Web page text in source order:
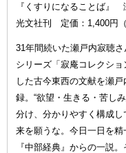
『くすりになることば』
光文社刊 定価：1,400円（
31年間続いた瀬戸内寂聴
シリーズ「寂庵コレクシ
した古今東西の文献を瀬
録。“欲望・生きる・苦し
分け、分かりやすく構成
来を願うな。今日一日を
『中部経典』からの一説